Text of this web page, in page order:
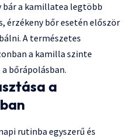
bár a kamillatea legtöbb
érzékeny bőr esetén először
A természetes
a kamilla szinte
bőrápolásban.
a
rutinba egyszerű és